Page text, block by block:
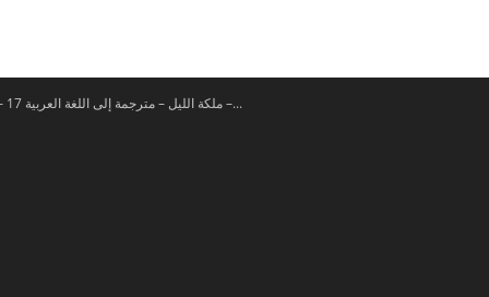
En vidéo – 17 ملكة الليل – مترجمة إلى اللغة العربية –...